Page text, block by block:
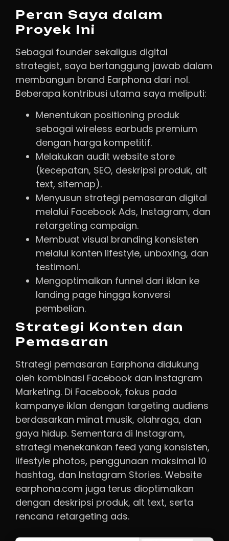
Peran Saya dalam
Proyek Ini
Sebagai founder sekaligus digital
strategist, saya bertanggung jawab dalam
membangun brand Earphona dari nol.
Beberapa kontribusi utama saya meliputi:
Menentukan positioning produk
sebagai wireless earbuds premium
dengan harga kompetitif.
Melakukan audit website store
(kecepatan, SEO, deskripsi produk, alt
text, sitemap).
Menyusun strategi pemasaran digital
melalui Facebook Ads, Instagram, dan
retargeting campaign.
Membuat visual branding konsisten
melalui konten lifestyle, unboxing, dan
testimoni.
Mengoptimalkan funnel dari iklan ke
landing page hingga konversi
pembelian.
Strategi Konten dan
Pemasaran
Strategi pemasaran Earphona didukung
oleh kombinasi Facebook dan Instagram
Marketing. Di Facebook, fokus pada
kampanye iklan dengan targeting audiens
berdasarkan minat musik, olahraga, dan
gaya hidup. Sementara di Instagram,
strategi menekankan feed yang konsisten,
lifestyle photos, penggunaan maksimal 10
hashtag, dan Instagram Stories. Website
earphona.com juga terus dioptimalkan
dengan deskripsi produk, alt text, serta
rencana retargeting ads.